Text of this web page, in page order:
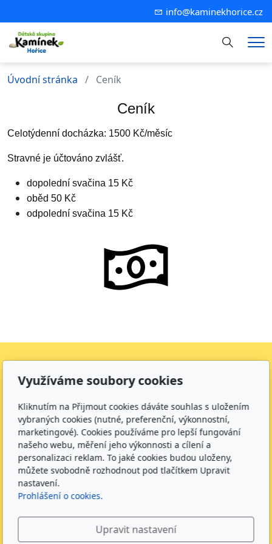
info@kaminekhorice.cz
Hledání
Úvodní stránka Ceník
Ceník
Celotýdenní docházka: 1500 Kč/měsíc
Stravné je účtováno zvlášť.
dopolední svačina 15 Kč
oběd 50 Kč
odpolední svačina 15 Kč
Adresa
Dětská skupina Kamínek Hořice
Karla Kofránka 2342, 50801
IČO:60114100
Číslo účtu:19-1161153379/0800
Kontakt
+420 733 492 095 - Vedoucí DS
info@kaminekhorice.cz
Využíváme soubory cookies
Kliknutím na Přijmout cookies dáváte souhlas s uložením
vybraných cookies (nutné, preferenční, výkonnostní,
marketingové). Cookies používáme pro lepší fungování
našeho webu, měření jeho výkonnosti a cílení a
personalizaci reklam. To jaké cookies budou uloženy,
můžete svobodně rozhodnout pod tlačítkem Upravit
nastavení.
Prohlášení o cookies.
Upravit nastavení